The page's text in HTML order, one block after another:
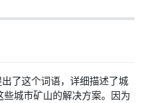
了这个词语，详细描述了城
城市矿山的解决方案。因为